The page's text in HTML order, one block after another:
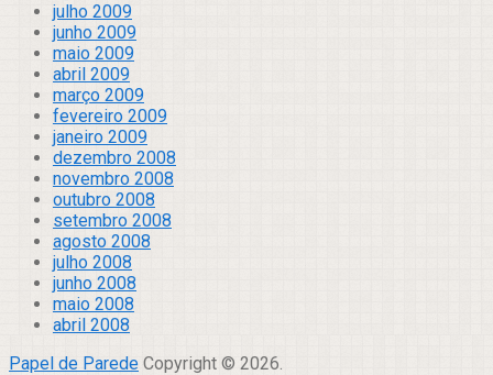
julho 2009
junho 2009
maio 2009
abril 2009
março 2009
fevereiro 2009
janeiro 2009
dezembro 2008
novembro 2008
outubro 2008
setembro 2008
agosto 2008
julho 2008
junho 2008
maio 2008
abril 2008
Papel de Parede Copyright © 2026.